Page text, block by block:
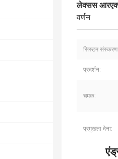
लेक्सस
वर्णन
सिस्टम संस्करण:
प्रदर्शन:
चमक:
प्रमुखता देना: